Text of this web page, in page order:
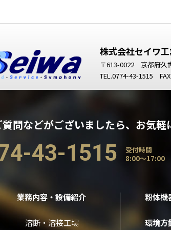
株式会社セイワ
〒613-0022 京都府久
TEL.0774-43-1515
問などがございましたら、 お気軽
43-1515
受付時間
8:00～17:00
業務内容・設備紹介
溶断・溶接工場
粉体機
環境方